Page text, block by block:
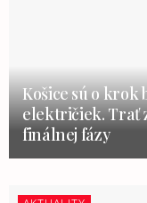
Košice sú o
električiek. Trať
finálnej fázy